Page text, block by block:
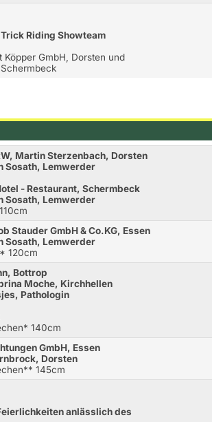
Riding Showteam
GmbH, Dorsten und
Martin Sterzenbach, Dorsten
Sosath, Lemwerder
- Restaurant, Schermbeck
Sosath, Lemwerder
Stauder GmbH & Co.KG, Essen
Sosath, Lemwerder
120cm
Bottrop
Moche, Kirchhellen
Pathologin
140cm
GmbH, Essen
Dorsten
145cm
anlässlich des